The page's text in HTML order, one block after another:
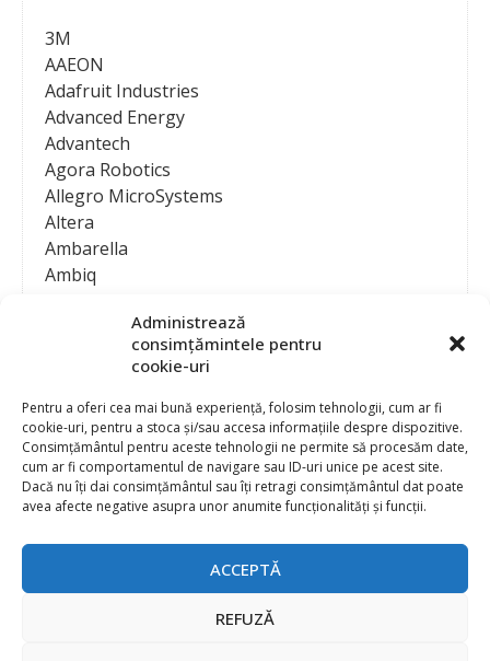
Administrează
consimțămintele pentru
cookie-uri
Pentru a oferi cea mai bună experiență, folosim tehnologii, cum ar fi
cookie-uri, pentru a stoca și/sau accesa informațiile despre dispozitive.
Consimțământul pentru aceste tehnologii ne permite să procesăm date,
cum ar fi comportamentul de navigare sau ID-uri unice pe acest site.
Dacă nu îți dai consimțământul sau îți retragi consimțământul dat poate
avea afecte negative asupra unor anumite funcționalități și funcții.
ACCEPTĂ
REFUZĂ
3M
AAEON
Adafruit Industries
Advanced Energy
Advantech
Agora Robotics
Allegro MicroSystems
Altera
Ambarella
Ambiq
Analog Devices
Anritsu Corporation
Ansys
APS
Arduino
Arm
Asentics
ATEN International
Contact
Publicitate
Abonament la revista “Electronica Azi”